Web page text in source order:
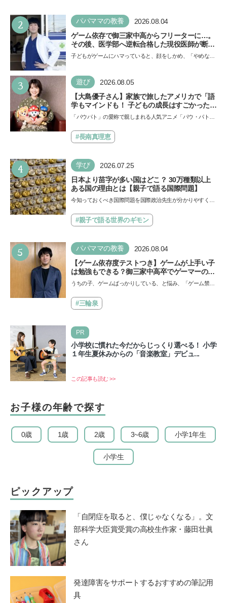
2 パパママの教養 2026.08.04
ゲーム依存で御三家中高からフリーターに…。
その後、医学部へ逆転合格した現役医師が断言
「ゲームの経験が受験勉強に役立った」そう考
子どもがゲームにハマっていると、顔をしかめ、「やめなさ
い…
3 遊び 2026.08.05
【大島優子さん】家族で旅したアメリカで「語
学もマインドも！ 子どもの成長はすごかった」
声優をつとめた映画『パウ・パトロール ザ・ダ
できると子どもに知ってほしい
「パウパト」の愛称で親しまれる人気アニメ「パウ・パトロ
ザ…
#長南真理恵
4 学び 2026.07.25
日本より苗字が多い国はどこ？ 30万種類以上
ある国の理由とは【親子で語る国際問題】
今知っておくべき国際問題を国際政治先生が分かりやすく解
類…
#親子で語る世界のギモン
5 パパママの教養 2026.08.04
【ゲーム依存度テストつき】ゲームが上手い子
は勉強もできる？御三家中高卒でゲーマーの医
師・阿部智史さんが教えるゲームしながら受験
うちの子、ゲームばっかりしている、と悩み、「ゲーム禁
も…
#三輪泉
PR
小学校に慣れた今だからじっくり選べる！ 小学
１年生夏休みからの「音楽教室」デビュ...
この記事も読む >>
お子様の年齢で探す
0歳 1歳 2歳 3~6歳 小学1年生
小学生
ピックアップ
「自閉症を取ると、僕じゃなくなる」。文
部科学大臣賞受賞の高校生作家・藤田壮眞
さん
発達障害をサポートするおすすめの筆記用
具